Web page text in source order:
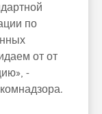
по
от от
-